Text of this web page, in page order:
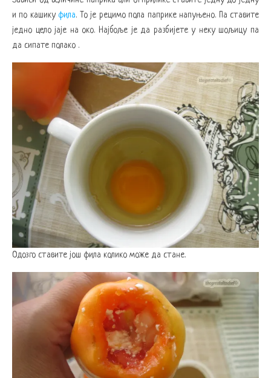
и по кашику фила. То је рецимо пола паприке напуњено. Па ставите
једно цело јаје на око. Најбоље је да разбијете у неку шољицу па
да сипате полако .
Одозго ставите још фила колико може да стане.